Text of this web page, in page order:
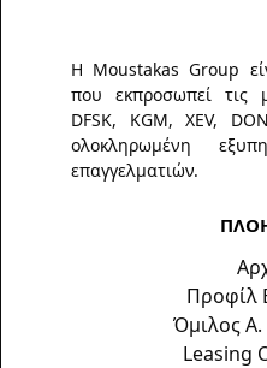
Η Moustakas Group
που εκπροσωπεί τις
DFSK, KGM, XEV,
ολοκληρωμένη
επαγγελματιών.
Προφίλ
Όμιλος
Leasing